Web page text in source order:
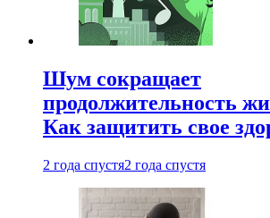
Шум сокращает
продолжительность
Как защитить свое
2 года спустя2 года спустя